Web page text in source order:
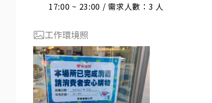
17:00 ~ 23:00 / 需求人數：3 人
工作環境照